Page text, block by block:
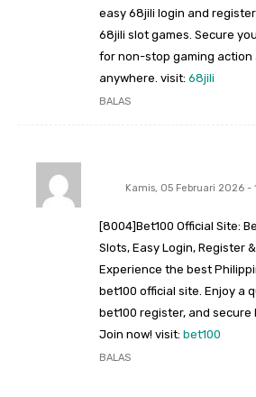
easy 68jili login and
68jili slot games. Secure
for non-stop gaming action
anywhere. visit: 68jili
BALAS
Kamis, 05 Februari 2026 -
[8004]Bet100 Official Site:
Slots, Easy Login, Register
Experience the best
bet100 official site. Enjoy a
bet100 register, and secure
Join now! visit: bet100
BALAS